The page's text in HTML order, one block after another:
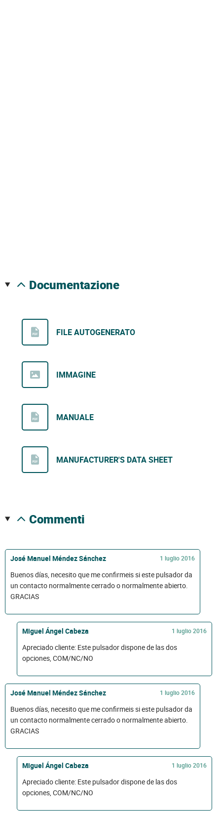
documentazione
FILE AUTOGENERATO
IMMAGINE
MANUALE
MANUFACTURER'S DATA SHEET
commenti
José Manuel Méndez Sánchez 1 luglio 2016
Buenos días, necesito que me confirmeis si este pulsador da
un contacto normalmente cerrado o normalmente abierto.
GRACIAS
Miguel Ángel Cabeza 1 luglio 2016
Apreciado cliente: Este pulsador dispone de las dos
opciones, COM/NC/NO
José Manuel Méndez Sánchez 1 luglio 2016
Buenos días, necesito que me confirmeis si este pulsador da
un contacto normalmente cerrado o normalmente abierto.
GRACIAS
Miguel Ángel Cabeza 1 luglio 2016
Apreciado cliente: Este pulsador dispone de las dos
opciones, COM/NC/NO